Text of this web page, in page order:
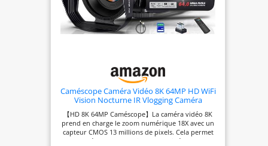
Caméscope Caméra Vidéo 8K 64MP HD WiFi
Vision Nocturne IR Vlogging Caméra
【HD 8K 64MP Caméscope】La caméra vidéo 8K
prend en charge le zoom numérique 18X avec un
capteur CMOS 13 millions de pixels. Cela permet
au caméscope d'enregistrer des vidéos 8K de